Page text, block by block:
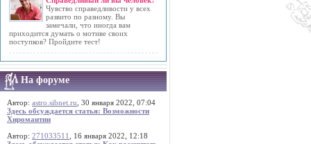
Чувство справедливости у всех
развито по разному. Вы
замечали, что иногда вам
приходится думать о мотиве своих
поступков? Пройдите тест!
На форуме
Автор: astro.sibnet.ru , 30 января 2022, 07:04
Здесь обсуждается статья: Возможности
Хиромантии
Автор: 271033511
, 16 января 2022, 12:18